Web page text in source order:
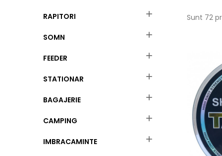
RAPITORI 
SOMN 
FEEDER 
STATIONAR 
BAGAJERIE 
CAMPING 
IMBRACAMINTE 
Sunt 72